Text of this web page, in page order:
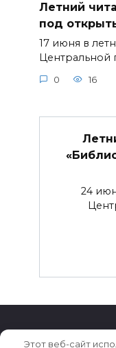
Летний
под
17 июня в
Центральной
0 16
24
Этот веб-сайт